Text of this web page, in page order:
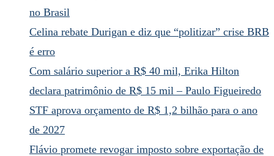
no Brasil
Celina rebate Durigan e diz que “politizar” crise BRB
é erro
Com salário superior a R$ 40 mil, Erika Hilton
declara patrimônio de R$ 15 mil – Paulo Figueiredo
STF aprova orçamento de R$ 1,2 bilhão para o ano
de 2027
Flávio promete revogar imposto sobre exportação de